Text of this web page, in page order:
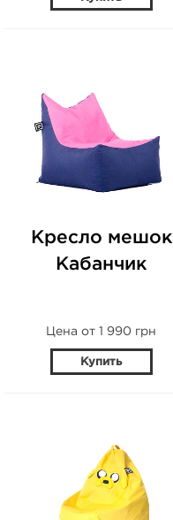
Кресло мешок
Кабанчик
Цена от 1 990 грн
Купить